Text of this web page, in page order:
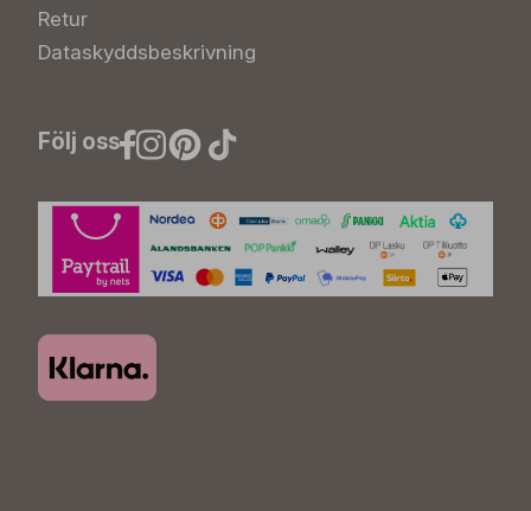
Retur
Dataskyddsbeskrivning
Följ oss